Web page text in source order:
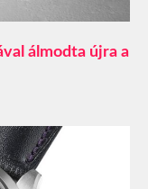
álmodta újra a